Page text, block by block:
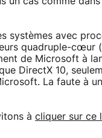
systèmes avec
quadruple-cœur
de Microsoft à
DirectX 10,
La faute à
à cliquer sur ce